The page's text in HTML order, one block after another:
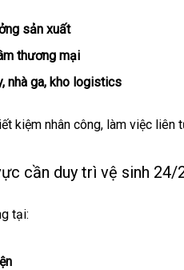
sản xuất
thương mại
nhà ga, kho logistics
kiệm nhân công, làm việc
cần duy trì vệ sinh
tại: